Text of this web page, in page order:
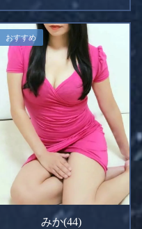
おすすめ
みか(44)